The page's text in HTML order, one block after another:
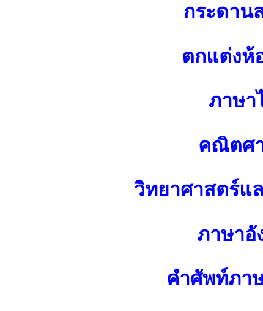
กระดาน
ตกแต่งห้
ภาษา
คณิตศ
วิทยาศาสตร์แ
ภาษาอั
คำศัพท์ภา